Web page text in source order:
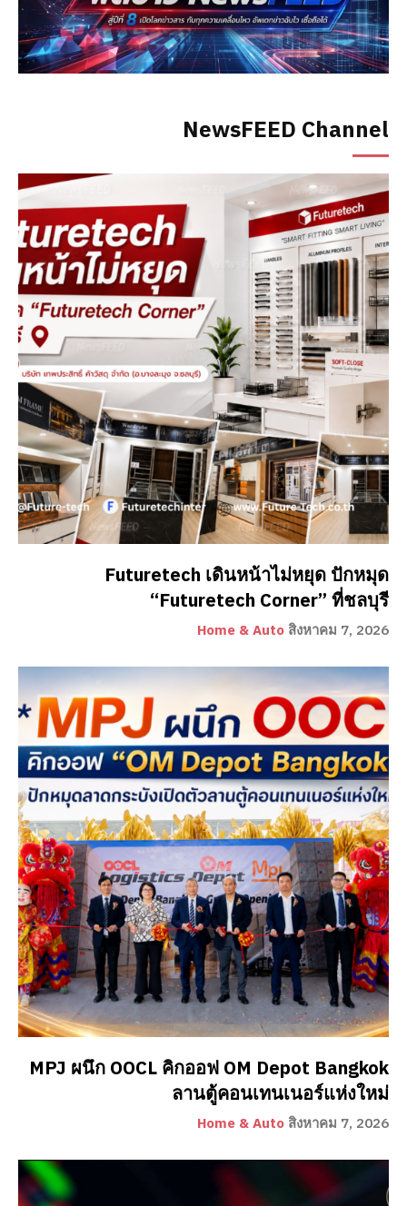
NewsFEED Channel
Futuretech เดินหน้าไม่หยุด ปักหมุด
“Futuretech Corner” ที่ชลบุรี
Home & Auto สิงหาคม 7, 2026
MPJ ผนึก OOCL คิกออฟ OM Depot Bangkok
ลานตู้คอนเทนเนอร์แห่งใหม่
Home & Auto สิงหาคม 7, 2026